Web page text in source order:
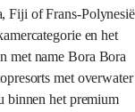
Fiji of Frans-Polynesië
en het
met name Bora Bora
met overwater
binnen het premium